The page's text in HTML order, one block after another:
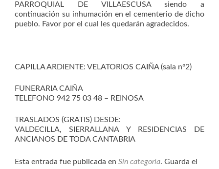
PARROQUIAL DE VILLAESCUSA siendo a
continuación su inhumación en el cementerio de dicho
pueblo. Favor por el cual les quedarán agradecidos.
CAPILLA ARDIENTE: VELATORIOS CAIÑA (sala nº2)
FUNERARIA CAIÑA
TELEFONO 942 75 03 48 – REINOSA
TRASLADOS (GRATIS) DESDE:
VALDECILLA, SIERRALLANA Y RESIDENCIAS DE
ANCIANOS DE TODA CANTABRIA
Esta entrada fue publicada en Sin categoría. Guarda el